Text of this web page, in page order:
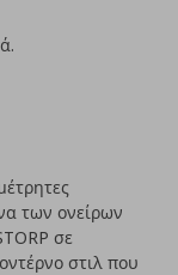
των ονείρων
σε
στιλ που